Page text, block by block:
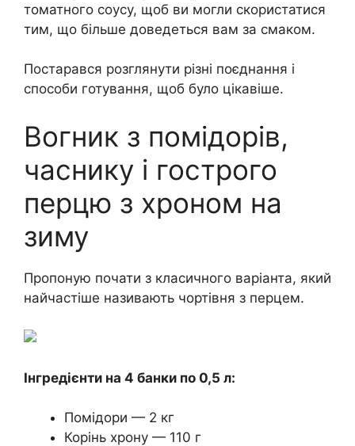
томатного соусу, щоб ви могли скористатися
тим, що більше доведеться вам за смаком.
Постарався розглянути різні поєднання і
способи готування, щоб було цікавіше.
Вогник з помідорів,
часнику і гострого
перцю з хроном на
зиму
Пропоную почати з класичного варіанта, який
найчастіше називають чортівня з перцем.
Інгредієнти на 4 банки по 0,5 л:
Помідори — 2 кг
Корінь хрону — 110 г